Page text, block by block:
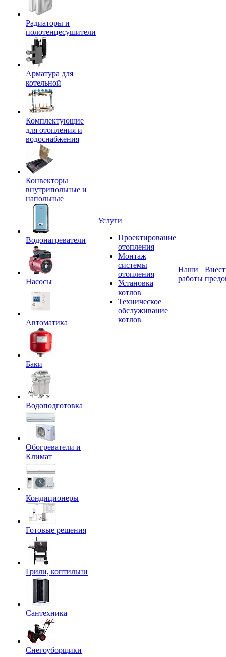
Радиаторы и
полотенцесушители
Арматура для
котельной
Комплектующие
для отопления и
водоснабжения
Конвекторы
внутрипольные и
напольные
Водонагреватели
Насосы
Автоматика
Баки
Водоподготовка
Обогреватели и
Климат
Кондиционеры
Готовые решения
Грили, коптильни
Сантехника
Снегоуборщики
Услуги
Проектирование
отопления
Монтаж
системы
отопления
Установка
котлов
Техническое
обслуживание
котлов
Наши
работы